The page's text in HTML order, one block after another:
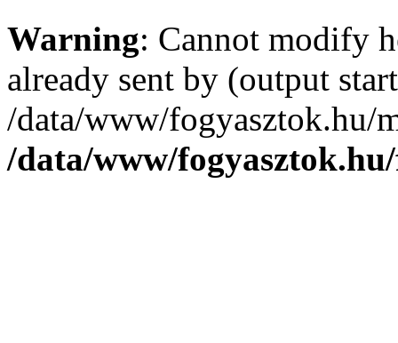
Warning: Cannot modify
already sent by (output
/data/www/fogyasztok.hu/
/data/www/